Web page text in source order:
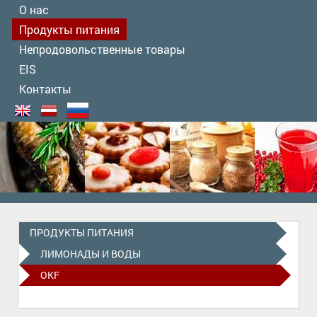
О нас
Продукты питания
Непродовольственные товары
EIS
Контакты
ПРОДУКТЫ ПИТАНИЯ
ЛИМОНАДЫ И ВОДЫ
OKF